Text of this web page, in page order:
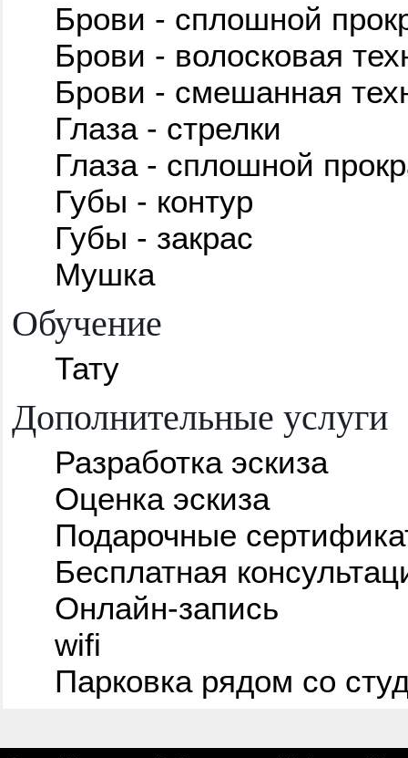
Брови - сплошной
Брови - волосковая
Брови - смешанная
Глаза - стрелки
Глаза - сплошной
Губы - контур
Губы - закрас
Мушка
Обучение
Тату
Дополнительные услуги
Разработка эскиза
Оценка эскиза
Подарочные
Бесплатная
Онлайн-запись
wifi
Парковка рядом со